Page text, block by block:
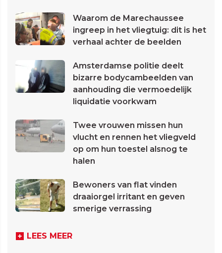
Waarom de Marechaussee
ingreep in het vliegtuig: dit is het
verhaal achter de beelden
Amsterdamse politie deelt
bizarre bodycambeelden van
aanhouding die vermoedelijk
liquidatie voorkwam
Twee vrouwen missen hun
vlucht en rennen het vliegveld
op om hun toestel alsnog te
halen
Bewoners van flat vinden
draaiorgel irritant en geven
smerige verrassing
LEES MEER